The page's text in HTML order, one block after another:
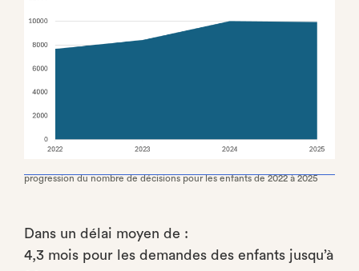
progression du nombre de décisions pour les enfants de 2022 à 2025
Dans un délai moyen de :
4,3 mois pour les demandes des enfants jusqu’à